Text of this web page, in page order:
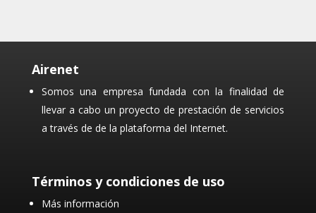
Airenet
Somos una empresa fundada con la finalidad de
llevar a cabo un proyecto de prestación de servicios
a través de de la plataforma del Internet.
Términos y condiciones de uso
Más información